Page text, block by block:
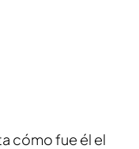
cómo fue él el